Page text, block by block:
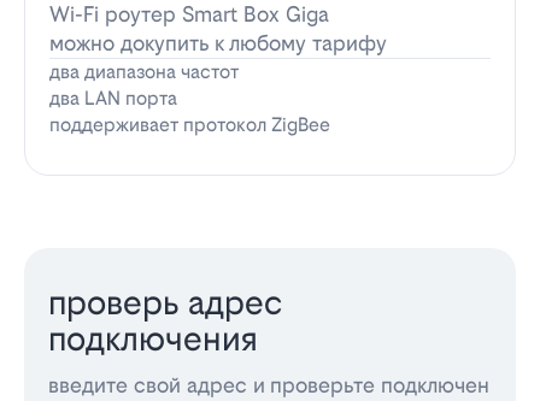
Wi-Fi роутер Smart Box Giga
можно докупить к любому тарифу
два диапазона частот
два LAN порта
поддерживает протокол ZigBee
проверь адрес
подключения
введите свой адрес и проверьте подключен